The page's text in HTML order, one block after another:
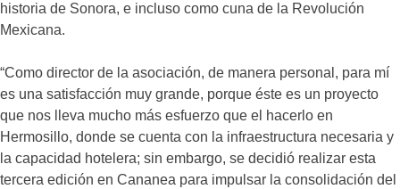
historia de Sonora, e incluso como cuna de la Revolución
Mexicana.
“Como director de la asociación, de manera personal, para mí
es una satisfacción muy grande, porque éste es un proyecto
que nos lleva mucho más esfuerzo que el hacerlo en
Hermosillo, donde se cuenta con la infraestructura necesaria y
la capacidad hotelera; sin embargo, se decidió realizar esta
tercera edición en Cananea para impulsar la consolidación del